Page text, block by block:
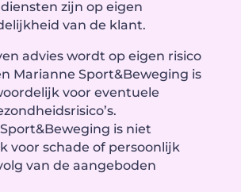
zijn op eigen
van de klant.
advies wordt op eigen risico
Marianne Sport&Beweging is
voor eventuele
is niet
voor schade of persoonlijk
van de aangeboden